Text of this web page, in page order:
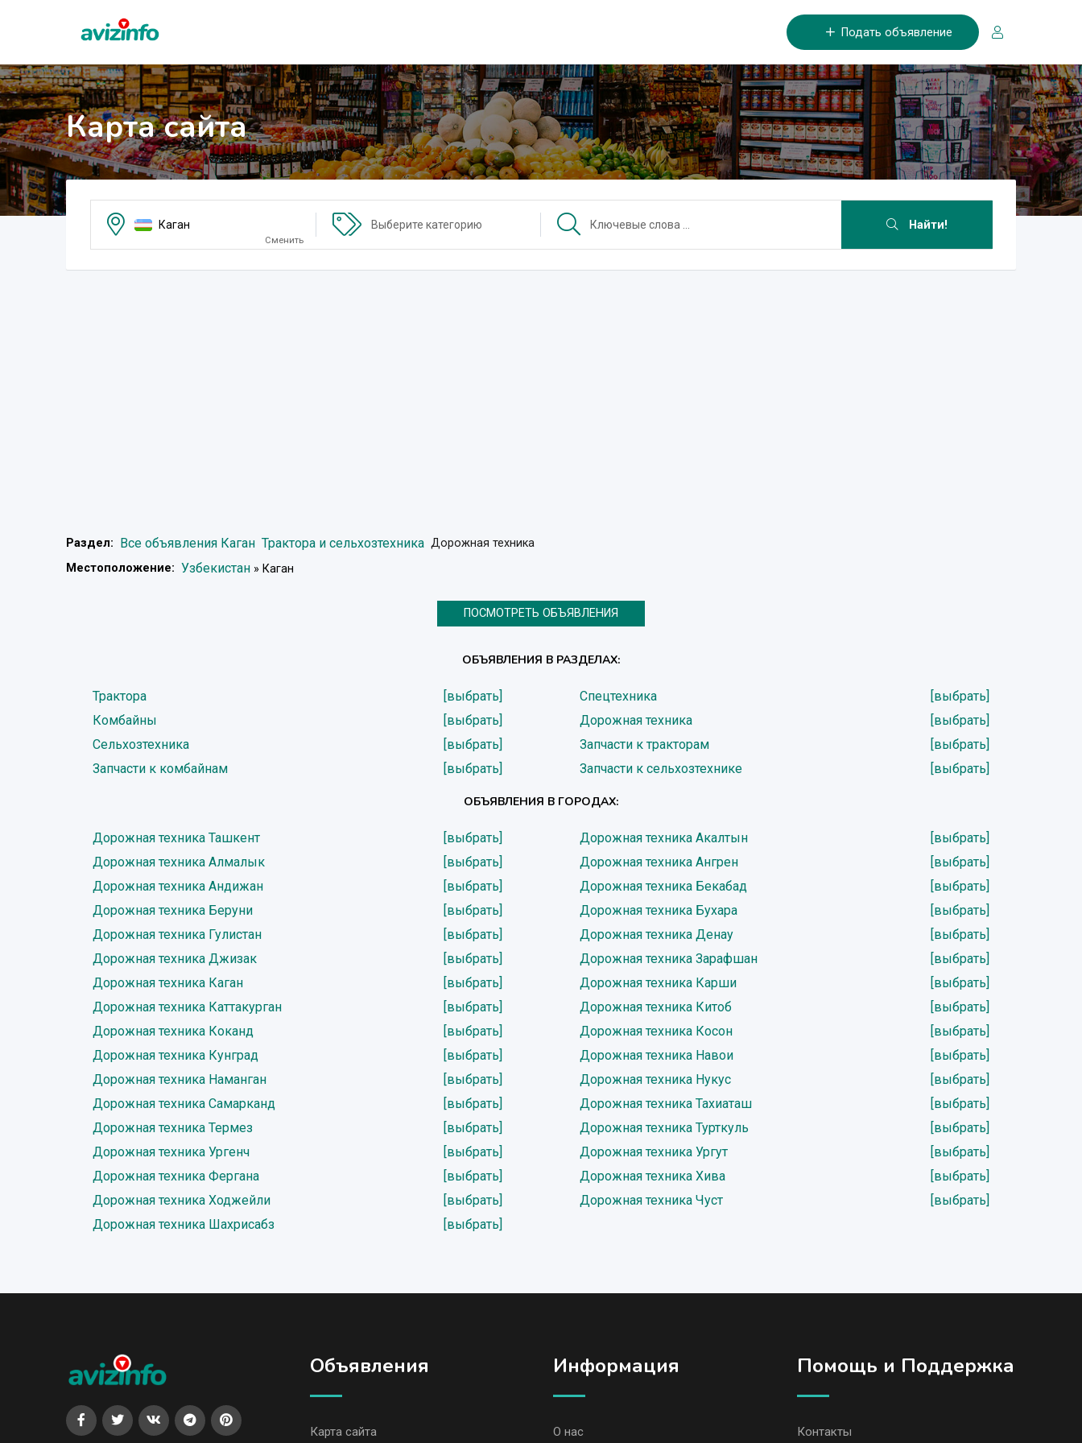
Подать объявление
Карта сайта
Каган
Сменить
Выберите категорию Найти!
Раздел: Все объявления Каган Трактора и сельхозтехника Дорожная техника
Местоположение: Узбекистан » Каган
ПОСМОТРЕТЬ ОБЪЯВЛЕНИЯ
ОБЪЯВЛЕНИЯ В РАЗДЕЛАХ:
Трактора [выбрать] Спецтехника
[выбрать]
Комбайны
[выбрать] Дорожная техника
[выбрать]
Сельхозтехника
[выбрать] Запчасти к тракторам
[выбрать]
Запчасти к комбайнам
[выбрать] Запчасти к сельхозтехнике [выбрать]
ОБЪЯВЛЕНИЯ В ГОРОДАХ:
Дорожная техника Ташкент [выбрать] Дорожная техника Акалтын
[выбрать]
Дорожная техника Алмалык
[выбрать] Дорожная техника Ангрен
[выбрать]
Дорожная техника Андижан
[выбрать] Дорожная техника Бекабад
[выбрать]
Дорожная техника Беруни
[выбрать] Дорожная техника Бухара
[выбрать]
Дорожная техника Гулистан
[выбрать] Дорожная техника Денау
[выбрать]
Дорожная техника Джизак
[выбрать] Дорожная техника Зарафшан
[выбрать]
Дорожная техника Каган
[выбрать] Дорожная техника Карши
[выбрать]
Дорожная техника Каттакурган
[выбрать] Дорожная техника Китоб
[выбрать]
Дорожная техника Коканд
[выбрать] Дорожная техника Косон
[выбрать]
Дорожная техника Кунград
[выбрать] Дорожная техника Навои
[выбрать]
Дорожная техника Наманган
[выбрать] Дорожная техника Нукус
[выбрать]
Дорожная техника Самарканд
[выбрать] Дорожная техника Тахиаташ
[выбрать]
Дорожная техника Термез
[выбрать] Дорожная техника Турткуль
[выбрать]
Дорожная техника Ургенч
[выбрать] Дорожная техника Ургут
[выбрать]
Дорожная техника Фергана
[выбрать] Дорожная техника Хива
[выбрать]
Дорожная техника Ходжейли
[выбрать] Дорожная техника Чуст
[выбрать]
Дорожная техника Шахрисабз
[выбрать]
Объявления
Карта сайта
Информация
О нас
Помощь и Поддержка
Контакты